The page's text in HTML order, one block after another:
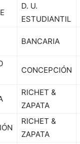
D. U.
ESTUDIANTIL
BANCARIA
CONCEPCIÓN
RICHET &
ZAPATA
RICHET &
ZAPATA